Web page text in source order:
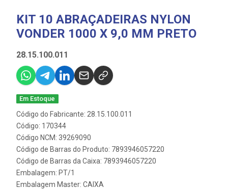
KIT 10 ABRAÇADEIRAS NYLON
VONDER 1000 X 9,0 MM PRETO
28.15.100.011
Em Estoque
Código do Fabricante: 28.15.100.011
Código: 170344
Código NCM: 39269090
Código de Barras do Produto: 7893946057220
Código de Barras da Caixa: 7893946057220
Embalagem: PT/1
Embalagem Master: CAIXA